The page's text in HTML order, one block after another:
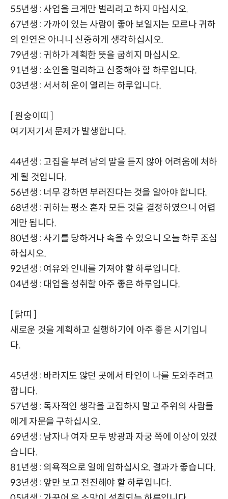
55년생 : 사업을 크게만 벌리려고 하지 마십시오.
67년생 : 가까이 있는 사람이 좋아 보일지는 모르나 귀하
의 인연은 아니니 신중하게 생각하십시오.
79년생 : 귀하가 계획한 뜻을 굽히지 마십시오.
91년생 : 소인을 멀리하고 신중해야 할 하루입니다.
03년생 : 서서히 운이 열리는 하루입니다.
[ 원숭이띠 ]
여기저기서 문제가 발생합니다.
44년생 : 고집을 부려 남의 말을 듣지 않아 어려움에 처하
게 될 것입니다.
56년생 : 너무 강하면 부러진다는 것을 알아야 합니다.
68년생 : 귀하는 평소 혼자 모든 것을 결정하였으니 어렵
게만 됩니다.
80년생 : 사기를 당하거나 속을 수 있으니 오늘 하루 조심
하십시오.
92년생 : 여유와 인내를 가져야 할 하루입니다.
04년생 : 대업을 성취할 아주 좋은 하루입니다.
[ 닭띠 ]
새로운 것을 계획하고 실행하기에 아주 좋은 시기입니
다.
45년생 : 바라지도 않던 곳에서 타인이 나를 도와주려고
합니다.
57년생 : 독자적인 생각을 고집하지 말고 주위의 사람들
에게 자문을 구하십시오.
69년생 : 남자나 여자 모두 방광과 자궁 쪽에 이상이 있겠
습니다.
81년생 : 의욕적으로 일에 임하십시오. 결과가 좋습니다.
93년생 : 앞만 보고 전진해야 할 하루입니다.